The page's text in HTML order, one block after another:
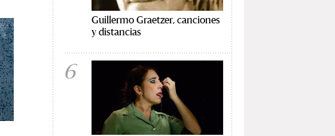
Guillermo Graetzer, canciones
y distancias
6